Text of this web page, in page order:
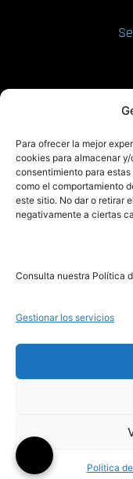
Para ofrecer la mejor
cookies para almacenar
consentimiento para
como el comportamiento
este sitio. No dar o retirar
negativamente a ciertas
Consulta nuestra Política
Gestionar los servicios
Política